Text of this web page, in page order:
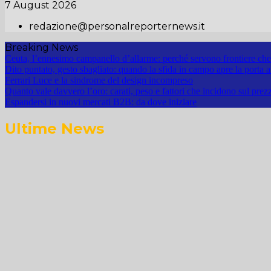
7 August 2026
redazione@personalreporternews.it
Breaking News
Ceuta, l’ennesimo campanello d’allarme: perché servono frontiere
Dito puntato, gesto sbagliato: quando la sfida in campo apre la porta
Ferrari Luce e la sindrome del design incompreso
Quanto vale davvero l’oro: carati, peso e fattori che incidono sul
Espandersi in nuovi mercati B2B: da dove iniziare
Ultime News